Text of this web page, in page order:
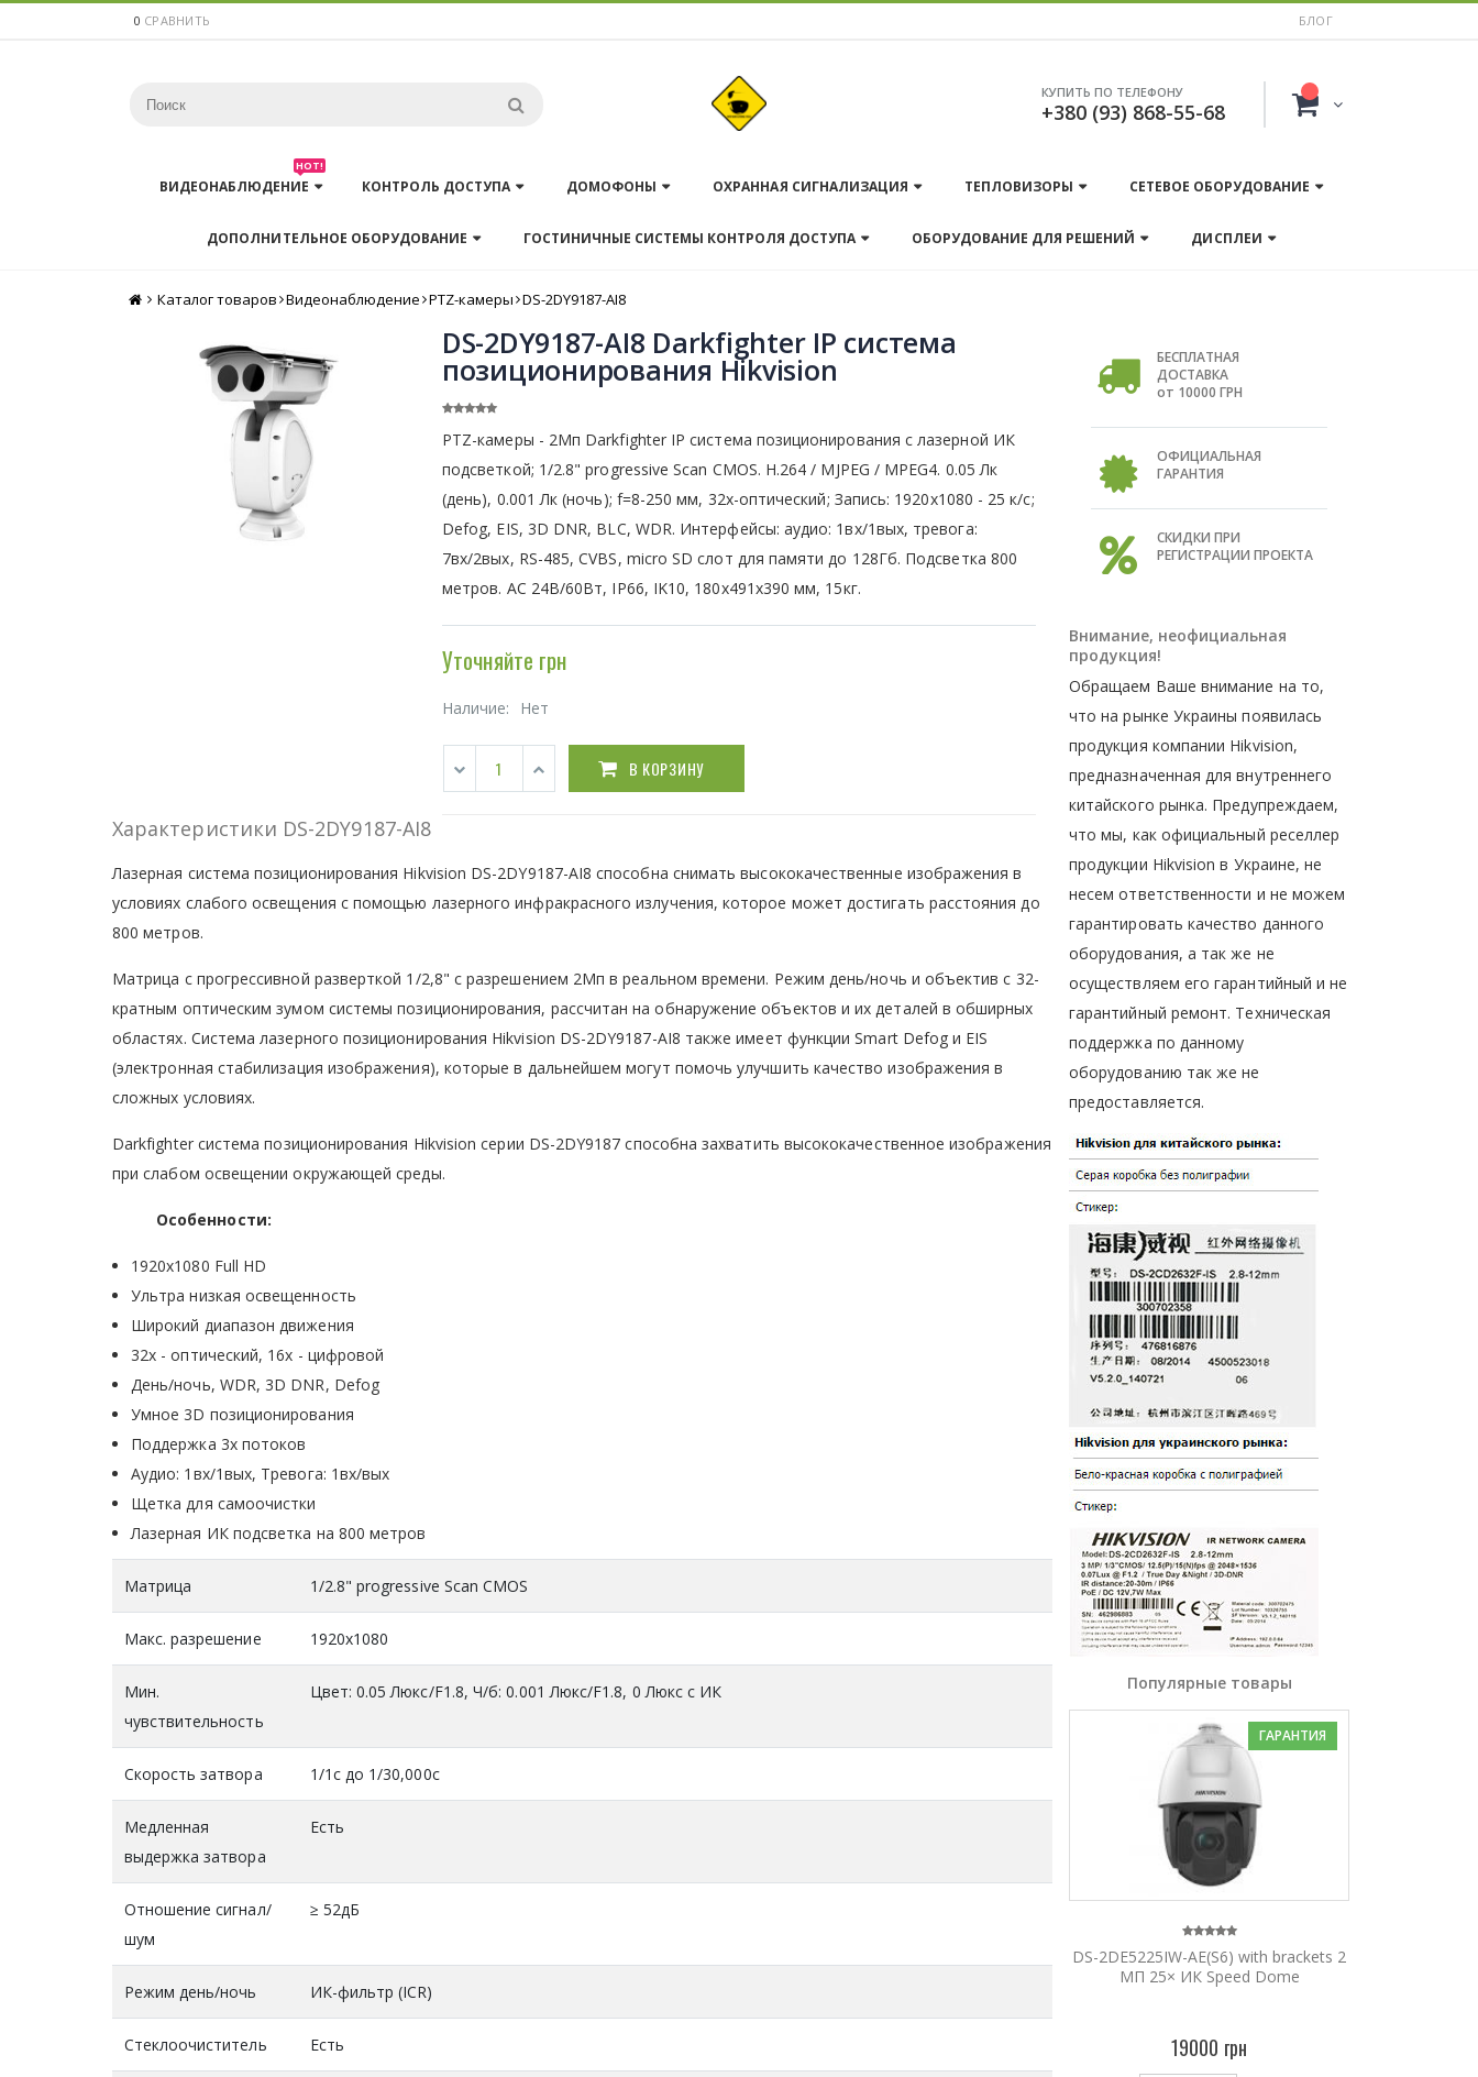
0 СРАВНИТЬ БЛОГ
КУПИТЬ ПО ТЕЛЕФОНУ
+380 (93) 868-55-68
ВИДЕОНАБЛЮДЕНИЕ
HOT!
КОНТРОЛЬ ДОСТУПА ДОМОФОНЫ ОХРАННАЯ СИГНАЛИЗАЦИЯ ТЕПЛОВИЗОРЫ СЕТЕВОЕ ОБОРУДОВАНИЕ
ДОПОЛНИТЕЛЬНОЕ ОБОРУДОВАНИЕ ГОСТИНИЧНЫЕ СИСТЕМЫ КОНТРОЛЯ ДОСТУПА ОБОРУДОВАНИЕ ДЛЯ РЕШЕНИЙ ДИСПЛЕИ
Главная
Каталог товаров Видеонаблюдение PTZ-камеры DS-2DY9187-AI8
DS-2DY9187-AI8 Darkfighter IP система
позиционирования Hikvision
PTZ-камеры - 2Мп Darkfighter IP система позиционирования с лазерной ИК
подсветкой; 1/2.8" progressive Scan CMOS. H.264 / MJPEG / MPEG4. 0.05 Лк
(день), 0.001 Лк (ночь); f=8-250 мм, 32х-оптический; Запись: 1920х1080 - 25 к/с;
Defog, EIS, 3D DNR, BLC, WDR. Интерфейсы: аудио: 1вх/1вых, тревога:
7вх/2вых, RS-485, CVBS, micro SD слот для памяти до 128Гб. Подсветка 800
метров. AC 24В/60Вт, IP66, IK10, 180x491x390 мм, 15кг.
Уточняйте грн
Наличие: Нет
В КОРЗИНУ
Характеристики DS-2DY9187-AI8
Лазерная система позиционирования Hikvision DS-2DY9187-AI8 способна снимать высококачественные изображения в
условиях слабого освещения с помощью лазерного инфракрасного излучения, которое может достигать расстояния до
800 метров.
Матрица с прогрессивной разверткой 1/2,8" с разрешением 2Мп в реальном времени. Режим день/ночь и объектив с 32-
кратным оптическим зумом системы позиционирования, рассчитан на обнаружение объектов и их деталей в обширных
областях. Система лазерного позиционирования Hikvision DS-2DY9187-AI8 также имеет функции Smart Defog и EIS
(электронная стабилизация изображения), которые в дальнейшем могут помочь улучшить качество изображения в
сложных условиях.
Darkfighter cистема позиционирования Hikvision серии DS-2DY9187 способна захватить высококачественное изображения
при слабом освещении окружающей среды.
Особенности:
1920x1080 Full HD
Ультра низкая освещенность
Широкий диапазон движения
32х - оптический, 16х - цифровой
День/ночь, WDR, 3D DNR, Defog
Умное 3D позиционирования
Поддержка 3х потоков
Аудио: 1вх/1вых, Тревога: 1вх/вых
Щетка для самоочистки
Лазерная ИК подсветка на 800 метров
Матрица 1/2.8" progressive Scan CMOS
Макс. разрешение 1920x1080
Мин.
чувствительность
Цвет: 0.05 Люкс/F1.8, Ч/б: 0.001 Люкс/F1.8, 0 Люкс с ИК
Скорость затвора 1/1с до 1/30,000с
Медленная
выдержка затвора
Есть
Отношение сигнал/
шум
≥ 52дБ
Режим день/ночь ИК-фильтр (ICR)
Стеклоочиститель Есть
БЕСПЛАТНАЯ
ДОСТАВКА
от 10000 ГРН
ОФИЦИАЛЬНАЯ
ГАРАНТИЯ
СКИДКИ ПРИ
РЕГИСТРАЦИИ ПРОЕКТА
Внимание, неофициальная
продукция!
Обращаем Ваше внимание на то,
что на рынке Украины появилась
продукция компании Hikvision,
предназначенная для внутреннего
китайского рынка. Предупреждаем,
что мы, как официальный реселлер
продукции Hikvision в Украине, не
несем ответственности и не можем
гарантировать качество данного
оборудования, а так же не
осуществляем его гарантийный и не
гарантийный ремонт. Техническая
поддержка по данному
оборудованию так же не
предоставляется.
Популярные товары
ГАРАНТИЯ
DS-2DE5225IW-AE(S6) with brackets 2
МП 25× ИК Speed Dome
19000 грн